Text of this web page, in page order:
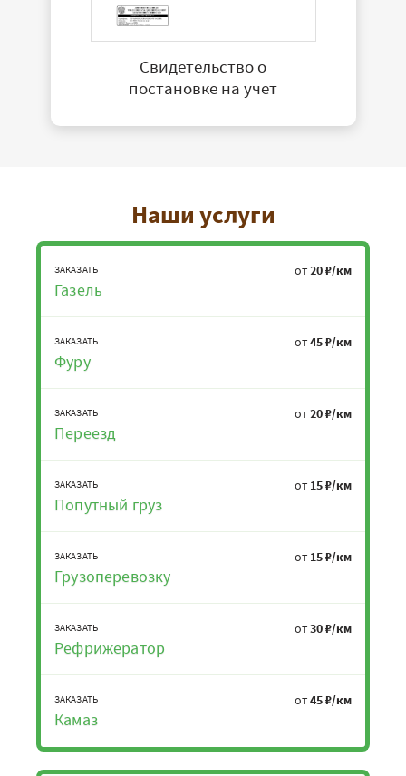
Свидетельство о
постановке на учет
Наши услуги
ЗАКАЗАТЬ
Газель
от20 ₽/км
ЗАКАЗАТЬ
Фуру
от45 ₽/км
ЗАКАЗАТЬ
Переезд
от20 ₽/км
ЗАКАЗАТЬ
Попутный груз
от 15 ₽/км
ЗАКАЗАТЬ
Грузоперевозку
от 15 ₽/км
ЗАКАЗАТЬ
Рефрижератор
от30 ₽/км
ЗАКАЗАТЬ
Камаз
от45 ₽/км